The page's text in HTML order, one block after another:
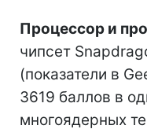
Процессор и
чипсет
(показатели в
3619 баллов в
многоядерных